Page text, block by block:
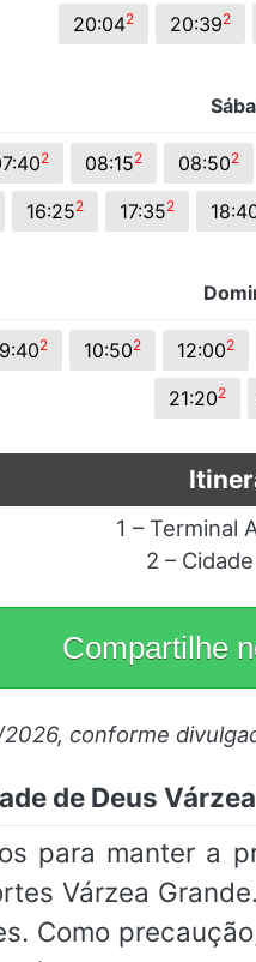
20:042 20:392
2 08:152 08:502
16:252 17:352
2 10:502 12:002
21:202
1 – Terminal
2 –
Compartilhe
conforme
de Deus
para manter a
Várzea
Como